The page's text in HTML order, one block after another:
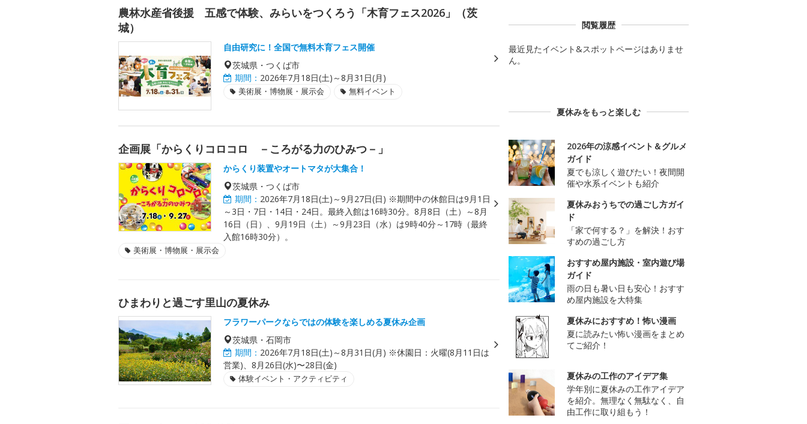
農林水産省後援 五感で体験、みらいをつくろう「木育フェス2026」（茨
城）
自由研究に！全国で無料木育フェス開催
茨城県・つくば市
期間： 2026年7月18日(土)～8月31日(月)
美術展・博物展・展示会 無料イベント
企画展「からくりコロコロ －ころがる力のひみつ－」
からくり装置やオートマタが大集合！
茨城県・つくば市
期間： 2026年7月18日(土)～9月27日(日) ※期間中の休館日は9月1日
～3日・7日・14日・24日。最終入館は16時30分。8月8日（土）～8月
16日（日）、9月19日（土）～9月23日（水）は9時40分～17時（最終
入館16時30分）。
美術展・博物展・展示会
ひまわりと過ごす里山の夏休み
フラワーパークならではの体験を楽しめる夏休み企画
茨城県・石岡市
期間： 2026年7月18日(土)～8月31日(月) ※休園日：火曜(8月11日は
営業)、8月26日(水)〜28日(金)
体験イベント・アクティビティ
閲覧履歴
最近見たイベント&スポットページはありませ
ん。
夏休みをもっと楽しむ
2026年の涼感イベント＆グルメ
ガイド
夏でも涼しく遊びたい！夜間開
催や水系イベントも紹介
夏休みおうちでの過ごし方ガイ
ド
「家で何する？」を解決！おす
すめの過ごし方
おすすめ屋内施設・室内遊び場
ガイド
雨の日も暑い日も安心！おすす
め屋内施設を大特集
夏休みにおすすめ！怖い漫画
夏に読みたい怖い漫画をまとめ
てご紹介！
夏休みの工作のアイデア集
学年別に夏休みの工作アイデア
を紹介。無理なく無駄なく、自
由工作に取り組もう！